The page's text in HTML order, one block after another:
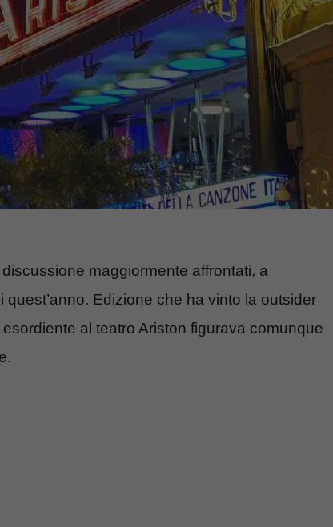
maggiormente affrontati, a
Edizione che ha vinto la outsider
al teatro Ariston figurava comunque